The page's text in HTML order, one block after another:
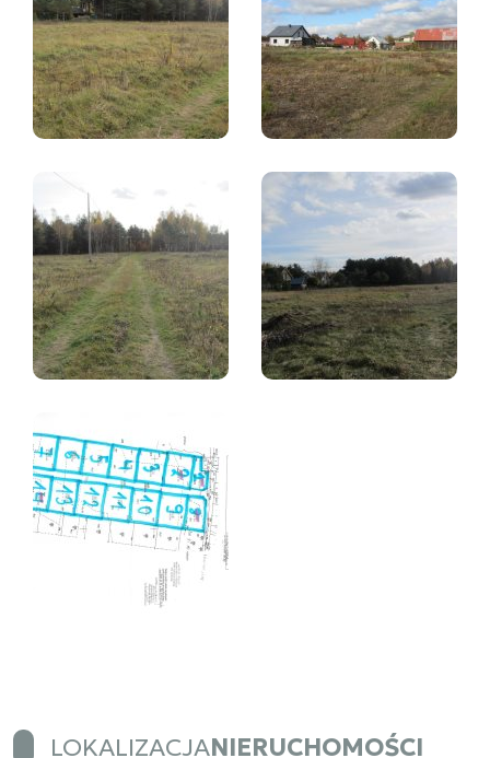
LOKALIZACJANIERUCHOMOŚCI